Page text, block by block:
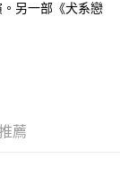
付」服務完成之交
關給付款項請求債
意方可使用
公司不負相關責
另一部《犬系戀
薦